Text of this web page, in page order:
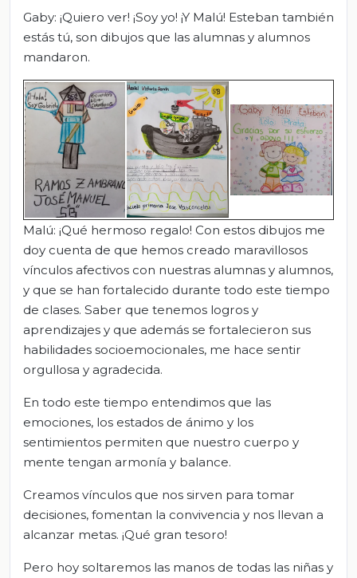
Gaby: ¡Quiero ver! ¡Soy yo! ¡Y Malú! Esteban también
estás tú, son dibujos que las alumnas y alumnos
mandaron.
Malú: ¡Qué hermoso regalo! Con estos dibujos me
doy cuenta de que hemos creado maravillosos
vínculos afectivos con nuestras alumnas y alumnos,
y que se han fortalecido durante todo este tiempo
de clases. Saber que tenemos logros y
aprendizajes y que además se fortalecieron sus
habilidades socioemocionales, me hace sentir
orgullosa y agradecida.
En todo este tiempo entendimos que las
emociones, los estados de ánimo y los
sentimientos permiten que nuestro cuerpo y
mente tengan armonía y balance.
Creamos vínculos que nos sirven para tomar
decisiones, fomentan la convivencia y nos llevan a
alcanzar metas. ¡Qué gran tesoro!
Pero hoy soltaremos las manos de todas las niñas y